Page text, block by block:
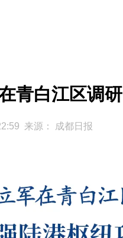
青白江区调研
来源： 成都日报